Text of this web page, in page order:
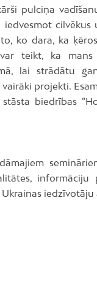
pulciņa
iedvesmot
ko dara, ka
var teikt, ka
lai strādātu
projekti.
biedrības
informāciju
iedzīvotāju